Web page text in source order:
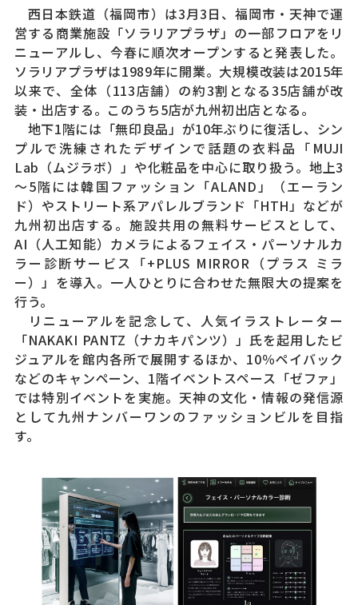
西日本鉄道（福岡市）は3月3日、福岡市・天神で運
営する商業施設「ソラリアプラザ」の一部フロアをリ
ニューアルし、今春に順次オープンすると発表した。
ソラリアプラザは1989年に開業。大規模改装は2015年
以来で、全体（113店舗）の約3割となる35店舗が改
装・出店する。このうち5店が九州初出店となる。
地下1階には「無印良品」が10年ぶりに復活し、シン
プルで洗練されたデザインで話題の衣料品「MUJI
Lab（ムジラボ）」や化粧品を中心に取り扱う。地上3
～5階には韓国ファッション「ALAND」（エーラン
ド）やストリート系アパレルブランド「HTH」などが
九州初出店する。施設共用の無料サービスとして、
AI（人工知能）カメラによるフェイス・パーソナルカ
ラー診断サービス「+PLUS MIRROR（プラス ミラ
ー）」を導入。一人ひとりに合わせた無限大の提案を
行う。
リニューアルを記念して、人気イラストレーター
「NAKAKI PANTZ（ナカキパンツ）」氏を起用したビ
ジュアルを館内各所で展開するほか、10％ペイバック
などのキャンペーン、1階イベントスペース「ゼファ」
では特別イベントを実施。天神の文化・情報の発信源
として九州ナンバーワンのファッションビルを目指
す。